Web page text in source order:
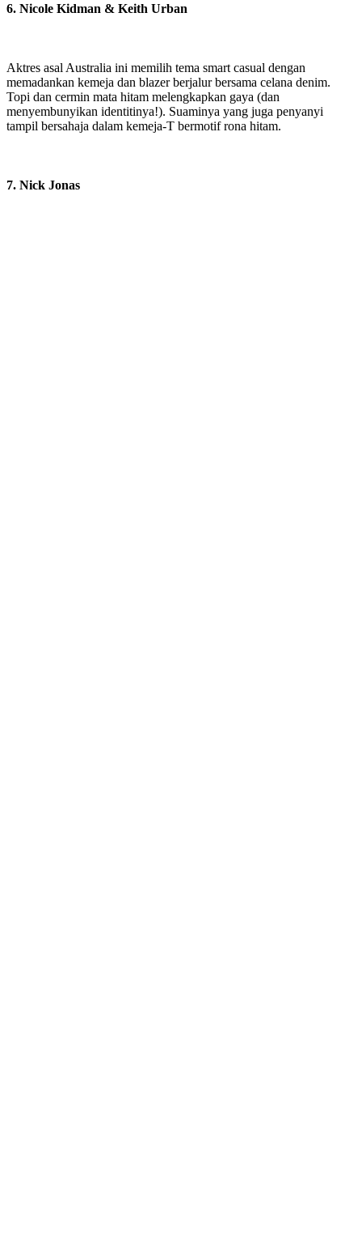
6. Nicole Kidman & Keith Urban
Aktres asal Australia ini memilih tema smart casual dengan
memadankan kemeja dan blazer berjalur bersama celana denim.
Topi dan cermin mata hitam melengkapkan gaya (dan
menyembunyikan identitinya!). Suaminya yang juga penyanyi
tampil bersahaja dalam kemeja-T bermotif rona hitam.
7. Nick Jonas